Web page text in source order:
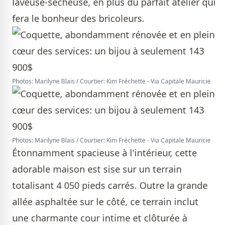
fera le bonheur des bricoleurs.
Photos: Marilyne Blais / Courtier: Kim Fréchette - Via Capitale Mauricie
Photos: Marilyne Blais / Courtier: Kim Fréchette - Via Capitale Mauricie
Étonnamment spacieuse à l'intérieur, cette
adorable maison est sise sur un terrain
totalisant 4 050 pieds carrés. Outre la grande
allée asphaltée sur le côté, ce terrain inclut
une charmante cour intime et clôturée à